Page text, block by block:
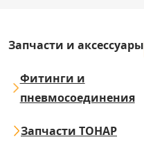
Запчасти и аксессуары
Фитинги и
пневмосоединения
Запчасти ТОНАР